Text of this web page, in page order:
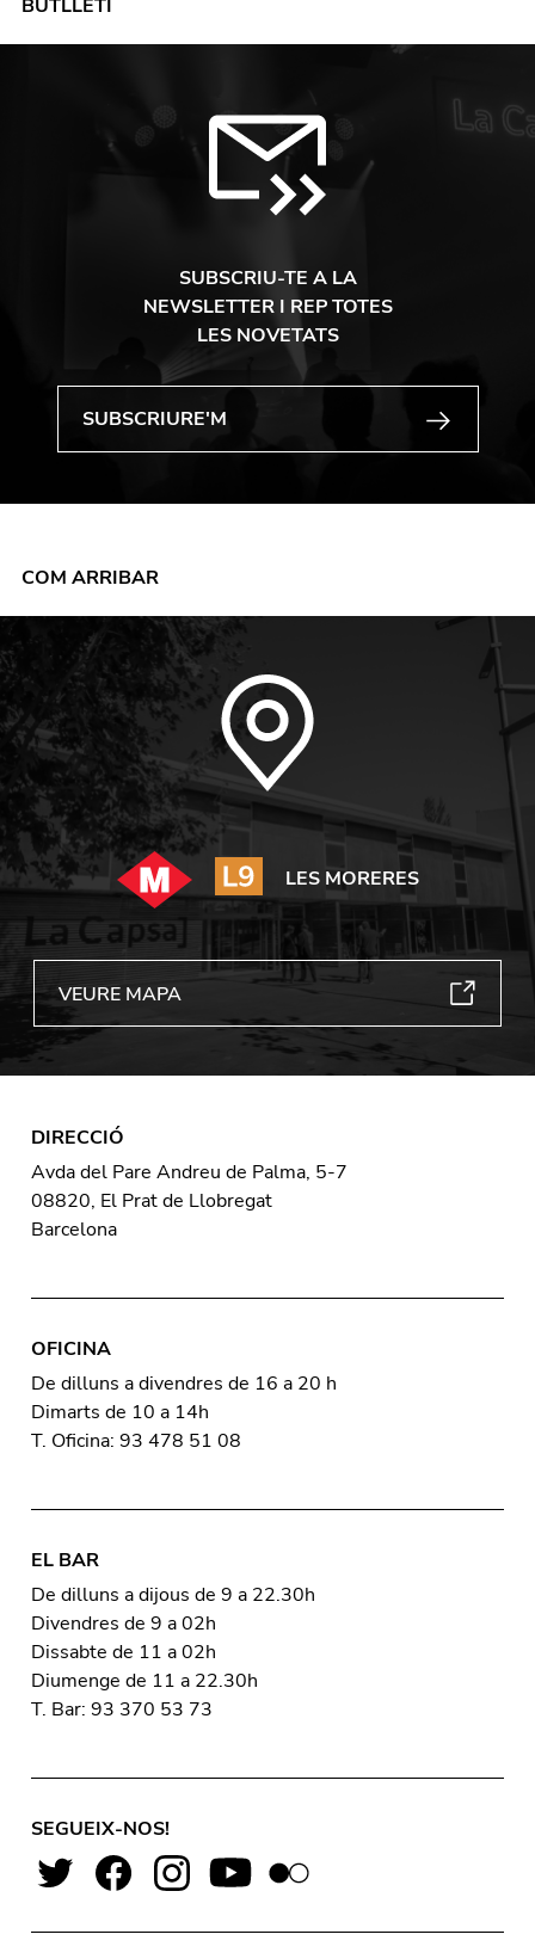
BUTLLETÍ
SUBSCRIU-TE A LA
NEWSLETTER I REP TOTES
LES NOVETATS
COM ARRIBAR
LES MORERES
VEURE MAPA
DIRECCIÓ
Avda del Pare Andreu de Palma, 5-7
08820, El Prat de Llobregat
Barcelona
OFICINA
De dilluns a divendres de 16 a 20 h
Dimarts de 10 a 14h
T. Oficina: 93 478 51 08
EL BAR
De dilluns a dijous de 9 a 22.30h
Divendres de 9 a 02h
Dissabte de 11 a 02h
Diumenge de 11 a 22.30h
T. Bar: 93 370 53 73
SEGUEIX-NOS!